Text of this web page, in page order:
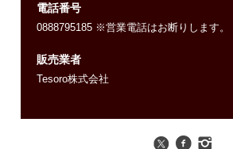
電話番号
0888795185 ※営業電話はお断りします。
販売業者
Tesoro株式会社